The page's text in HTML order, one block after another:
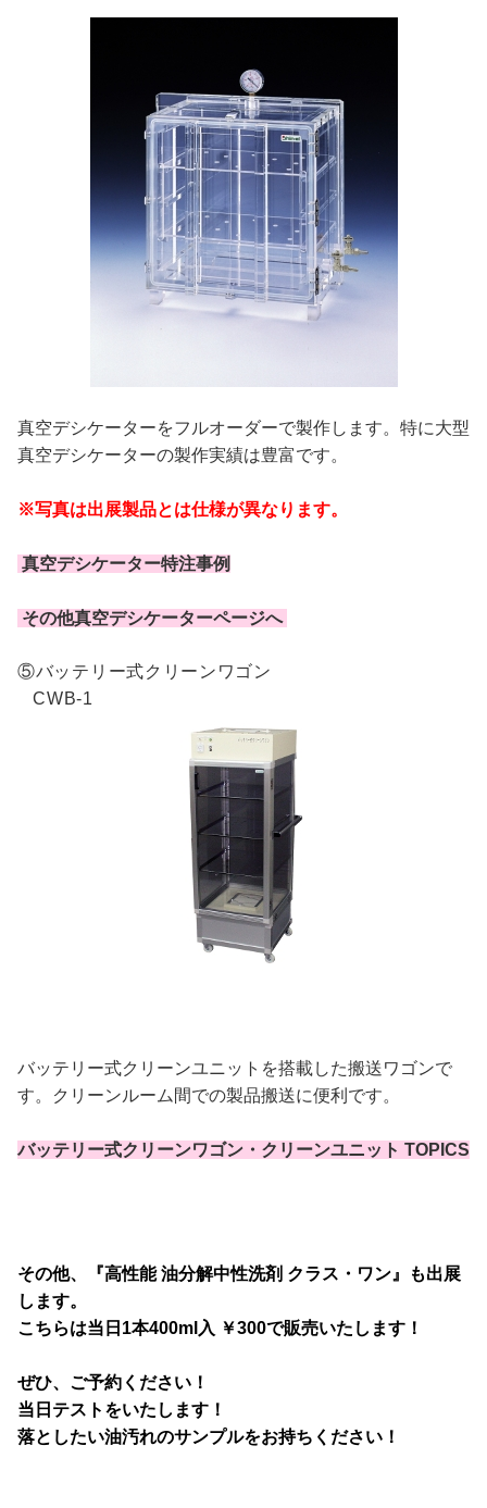
真空デシケーターをフルオーダーで製作します。特に大型
真空デシケーターの製作実績は豊富です。
※写真は出展製品とは仕様が異なります。
真空デシケーター特注事例
その他真空デシケーターページへ
⑤バッテリー式クリーンワゴン
CWB-1
バッテリー式クリーンユニットを搭載した搬送ワゴンで
す。クリーンルーム間での製品搬送に便利です。
バッテリー式クリーンワゴン・クリーンユニット TOPICS
その他、『高性能 油分解中性洗剤 クラス・ワン』も出展
します。
こちらは当日1本400ml入 ￥300で販売いたします！
ぜひ、ご予約ください！
当日テストをいたします！
落としたい油汚れのサンプルをお持ちください！